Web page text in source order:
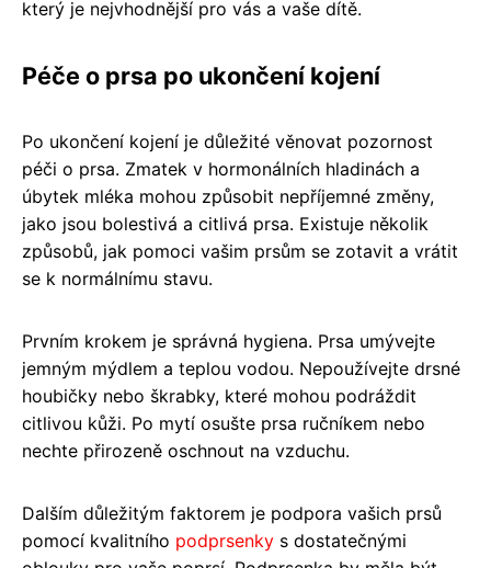
který je nejvhodnější pro vás a vaše dítě.
Péče o prsa po ukončení kojení
Po ukončení kojení je důležité věnovat pozornost
péči o prsa. Zmatek v hormonálních hladinách a
úbytek mléka mohou způsobit nepříjemné změny,
jako jsou bolestivá a citlivá prsa. Existuje několik
způsobů, jak pomoci vašim prsům se zotavit a vrátit
se k normálnímu stavu.
Prvním krokem je správná hygiena. Prsa umývejte
jemným mýdlem a teplou vodou. Nepoužívejte drsné
houbičky nebo škrabky, které mohou podráždit
citlivou kůži. Po mytí osušte prsa ručníkem nebo
nechte přirozeně oschnout na vzduchu.
Dalším důležitým faktorem je podpora vašich prsů
pomocí kvalitního podprsenky s dostatečnými